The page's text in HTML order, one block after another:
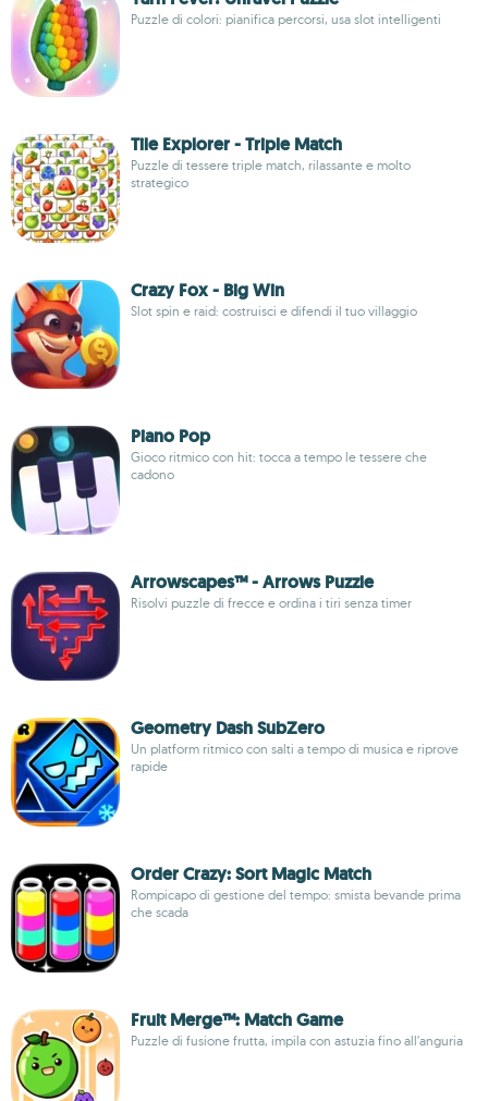
Puzzle di colori: pianifica percorsi, usa slot intelligenti
Tile Explorer - Triple Match
Puzzle di tessere triple match, rilassante e molto
strategico
Crazy Fox - Big Win
Slot spin e raid: costruisci e difendi il tuo villaggio
Piano Pop
Gioco ritmico con hit: tocca a tempo le tessere che
cadono
Arrowscapes™ - Arrows Puzzle
Risolvi puzzle di frecce e ordina i tiri senza timer
Geometry Dash SubZero
Un platform ritmico con salti a tempo di musica e riprove
rapide
Order Crazy: Sort Magic Match
Rompicapo di gestione del tempo: smista bevande prima
che scada
Fruit Merge™: Match Game
Puzzle di fusione frutta, impila con astuzia fino all’anguria